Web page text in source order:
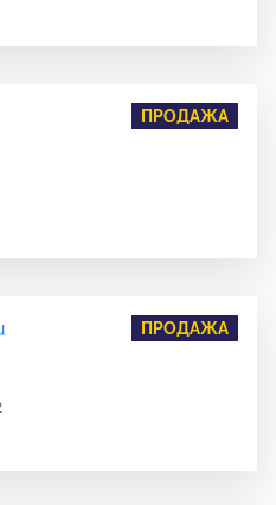
ПРОДАЖА
ПРОДАЖА